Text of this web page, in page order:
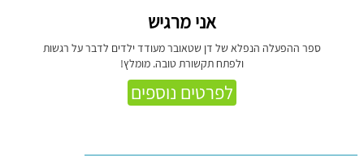
אני מרגיש
ספר ההפעלה הנפלא של דן שטאובר מעודד ילדים לדבר על רגשות
ולפתח תקשורת טובה. מומלץ!
לפרטים נוספים